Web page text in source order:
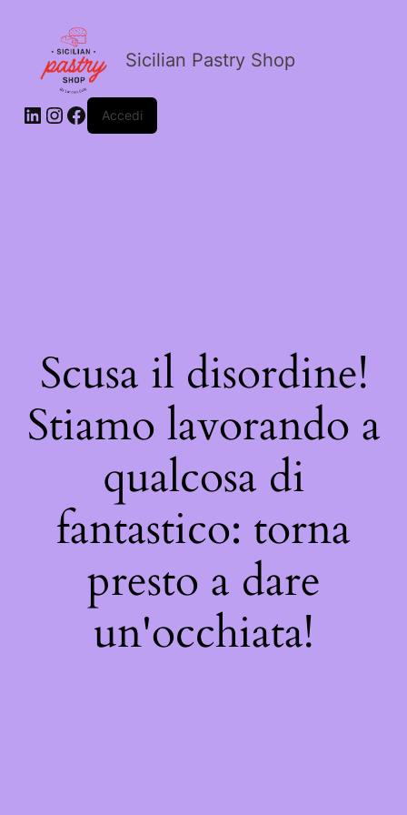
Sicilian Pastry Shop
Accedi
Scusa il disordine!
Stiamo lavorando a
qualcosa di
fantastico: torna
presto a dare
un'occhiata!